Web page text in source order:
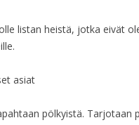
listan heistä, jotka eivät
asiat
pölkyistä. Tarjotaan